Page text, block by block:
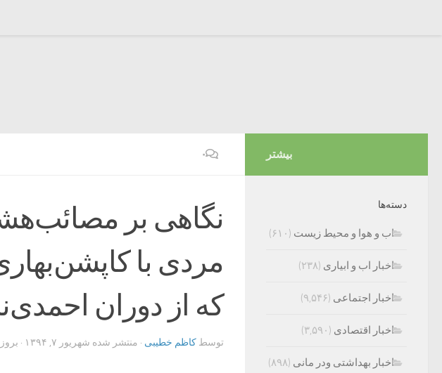
۰
نگاهی بر
مردی با
که از‌ دوران
توسط کاظم خطیبی · منتشر شده شهریور ۷, ۱۳۹۴ ·
بیشتر
دسته‌ها
اب و هوا و محیط زیست (۶۱۰)
اخبار اب و ابیاری (۲۳۸)
اخبار اجتماعی (۹,۵۴۶)
اخبار اقتصادی (۳,۵۹۰)
اخبار بهداشتی ودر مانی (۸۹۸)